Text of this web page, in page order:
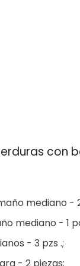
con
mediano -
mediano - 1
- 3 pzs .;